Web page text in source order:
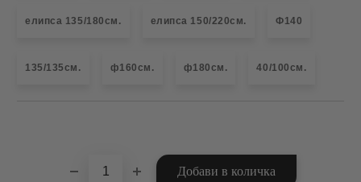
елипса 135/180см. елипса 150/220см. Ф140
135/135см. ф160см. ф180см. 40/100см.